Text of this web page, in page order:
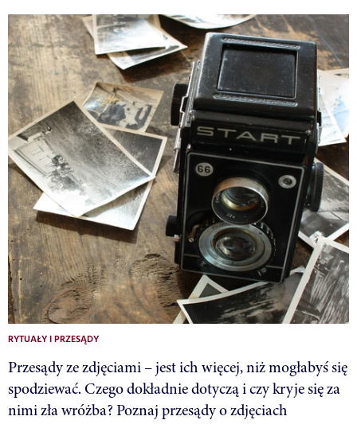
RYTUAŁY I PRZESĄDY
Przesądy ze zdjęciami – jest ich więcej, niż mogłabyś się
spodziewać. Czego dokładnie dotyczą i czy kryje się za
nimi zła wróżba? Poznaj przesądy o zdjęciach